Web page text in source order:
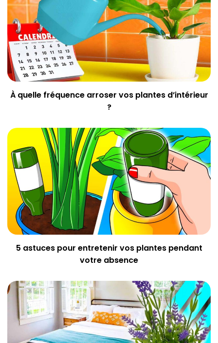
À quelle fréquence arroser vos plantes d’intérieur
?
5 astuces pour entretenir vos plantes pendant
votre absence